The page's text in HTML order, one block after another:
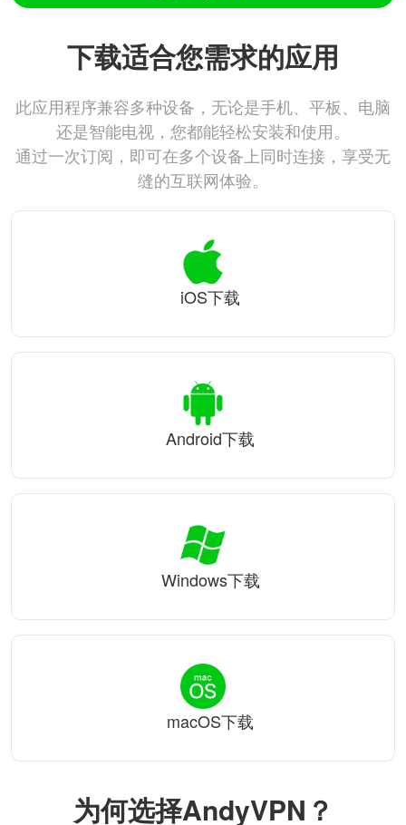
为何选择AndyVPN？
下载适合您需求的应用
此应用程序兼容多种设备，无论是手机、平板、电脑
还是智能电视，您都能轻松安装和使用。
通过一次订阅，即可在多个设备上同时连接，享受无
缝的互联网体验。
iOS下载
Android下载
Windows下载
macOS下载